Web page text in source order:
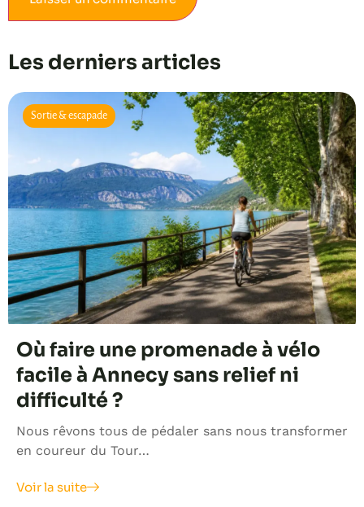
Les derniers articles
Sortie & escapade
Où faire une promenade à vélo
facile à Annecy sans relief ni
difficulté ?
Nous rêvons tous de pédaler sans nous transformer
en coureur du Tour…
Voir la suite